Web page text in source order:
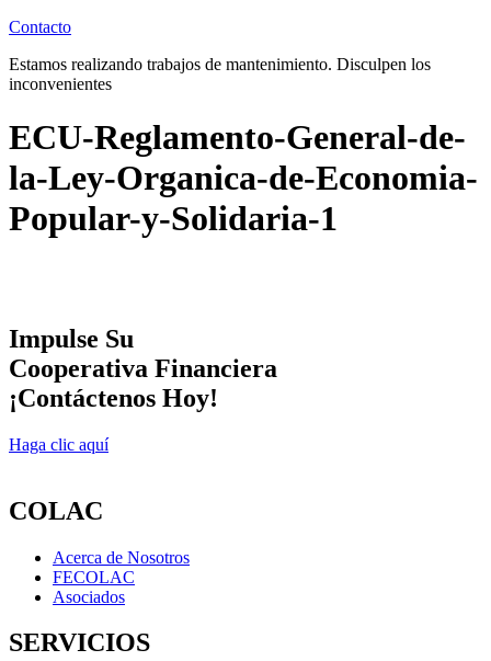
Contacto
Estamos realizando trabajos de mantenimiento. Disculpen los
inconvenientes
ECU-Reglamento-General-de-
la-Ley-Organica-de-Economia-
Popular-y-Solidaria-1
Impulse Su
Cooperativa Financiera
¡Contáctenos Hoy!
Haga clic aquí
COLAC
Acerca de Nosotros
FECOLAC
Asociados
SERVICIOS